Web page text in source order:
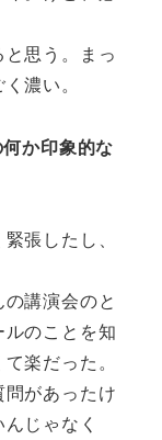
思う。まっ
濃い。
か印象的な
張したし、
講演会のと
のことを知
楽だった。
問があったけ
じゃなく